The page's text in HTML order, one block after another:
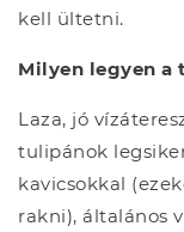
kell ültetni.
Milyen legyen a
Laza, jó
tulipánok
kavicsokkal
rakni), általános